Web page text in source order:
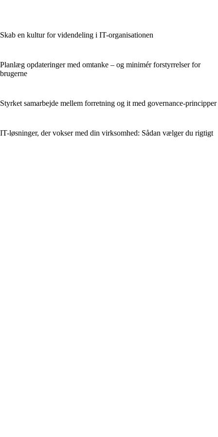
Skab en kultur for videndeling i IT-organisationen
Planlæg opdateringer med omtanke – og minimér forstyrrelser for
brugerne
Styrket samarbejde mellem forretning og it med governance-principper
IT-løsninger, der vokser med din virksomhed: Sådan vælger du rigtigt